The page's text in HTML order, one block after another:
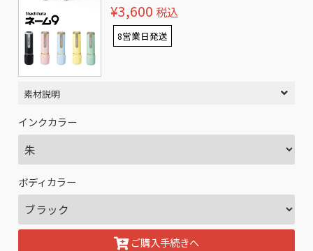
¥3,600 税込
8営業日発送
素材説明
インクカラー
ボディカラー
ご購入手続きへ